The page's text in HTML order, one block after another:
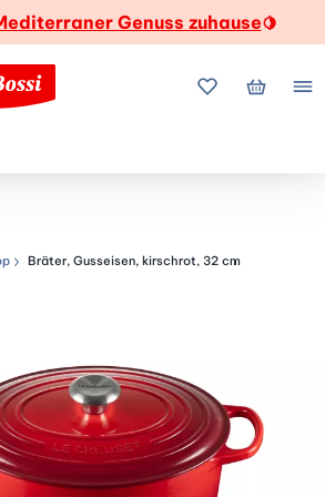
Genuss zuhause🍋
MeineMein
Bräter, Gusseisen, kirschrot, 32 cm